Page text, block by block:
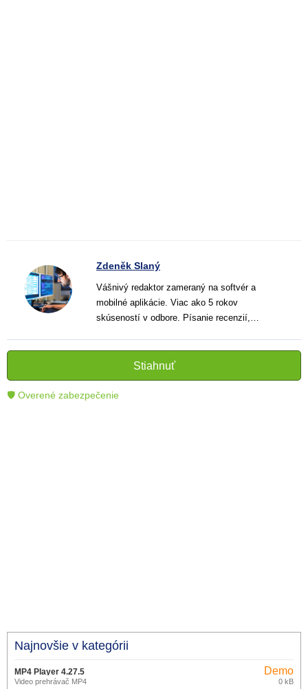
Zdeněk Slaný
Vášnivý redaktor zameraný na softvér a
mobilné aplikácie. Viac ako 5 rokov
skúseností v odbore. Písanie recenzií,
informatívnych textov, ktoré pomáhajú
čitateľom lepšie porozumieť a využiť moderné
technológie.
Stiahnuť
🛡 Overené zabezpečenie
Najnovšie v kategórii
MP4 Player 4.27.5
Video prehrávač MP4
Demo
0 kB